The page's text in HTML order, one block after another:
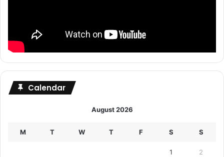
Calendar
August 2026
M T W T F S S
1 2